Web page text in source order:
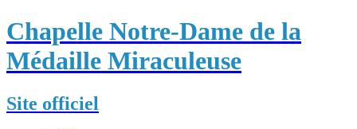
Chapelle Notre-Dame de la
Médaille Miraculeuse
Site officiel